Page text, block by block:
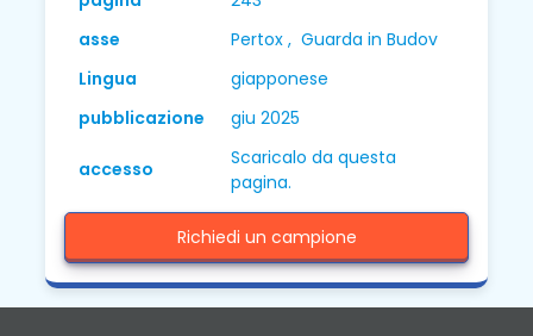
asse
Pertox , Guarda in Budov
Lingua
giapponese
pubblicazione
giu 2025
accesso
Scaricalo da questa
pagina.
Richiedi un campione